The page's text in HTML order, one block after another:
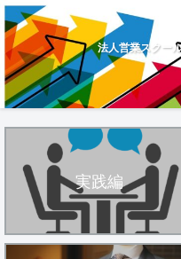
法人営業スクー
実践編